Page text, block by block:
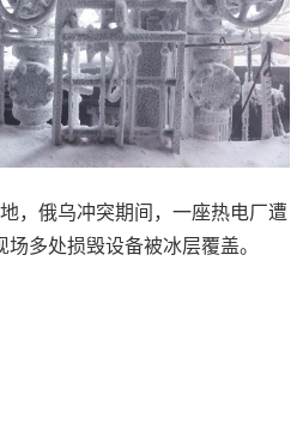
，俄乌冲突期间，一座热电厂遭
多处损毁设备被冰层覆盖。